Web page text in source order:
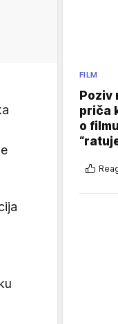
FILM
Poziv
priča
o